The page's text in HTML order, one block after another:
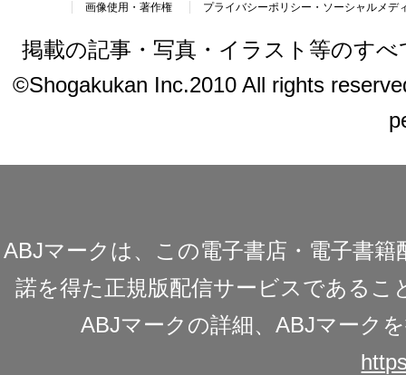
画像使用・著作権 プライバシーポリシー・ソーシャルメデ
掲載の記事・写真・イラスト等のす
©Shogakukan Inc.2010 All rights
ABJマークは、この電子書店・電子書
諾を得た正規版配信サービスであるこ
ABJマークの詳細、ABJマーク